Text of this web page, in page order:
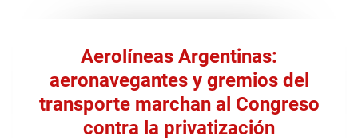
Aerolíneas Argentinas:
aeronavegantes y gremios del
transporte marchan al Congreso
contra la privatización